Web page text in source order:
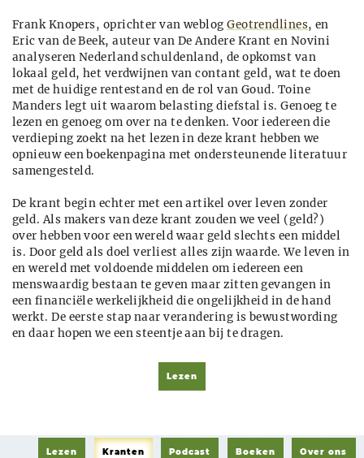
Frank Knopers, oprichter van weblogGeotrendlines, en
Eric van de Beek, auteur van De Andere Krant en Novini
analyseren Nederland schuldenland, de opkomst van
lokaal geld, het verdwijnen van contant geld, wat te doen
met de huidige rentestand en de rol van Goud. Toine
Manders legt uit waarom belasting diefstal is. Genoeg te
lezen en genoeg om over na te denken. Voor iedereen die
verdieping zoekt na het lezen in deze krant hebben we
opnieuw een boekenpagina met ondersteunende literatuur
samengesteld.
De krant begin echter met een artikel over leven zonder
geld. Als makers van deze krant zouden we veel (geld?)
over hebben voor een wereld waar geld slechts een middel
is. Door geld als doel verliest alles zijn waarde. We leven in
en wereld met voldoende middelen om iedereen een
menswaardig bestaan te geven maar zitten gevangen in
een financiële werkelijkheid die ongelijkheid in de hand
werkt. De eerste stap naar verandering is bewustwording
en daar hopen we een steentje aan bij te dragen.
Lezen
Lezen Kranten Podcast Boeken Over ons